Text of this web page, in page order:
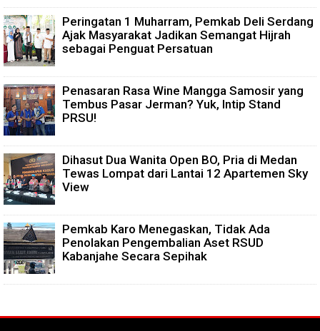
Peringatan 1 Muharram, Pemkab Deli Serdang
Ajak Masyarakat Jadikan Semangat Hijrah
sebagai Penguat Persatuan
Penasaran Rasa Wine Mangga Samosir yang
Tembus Pasar Jerman? Yuk, Intip Stand
PRSU!
Dihasut Dua Wanita Open BO, Pria di Medan
Tewas Lompat dari Lantai 12 Apartemen Sky
View
Pemkab Karo Menegaskan, Tidak Ada
Penolakan Pengembalian Aset RSUD
Kabanjahe Secara Sepihak